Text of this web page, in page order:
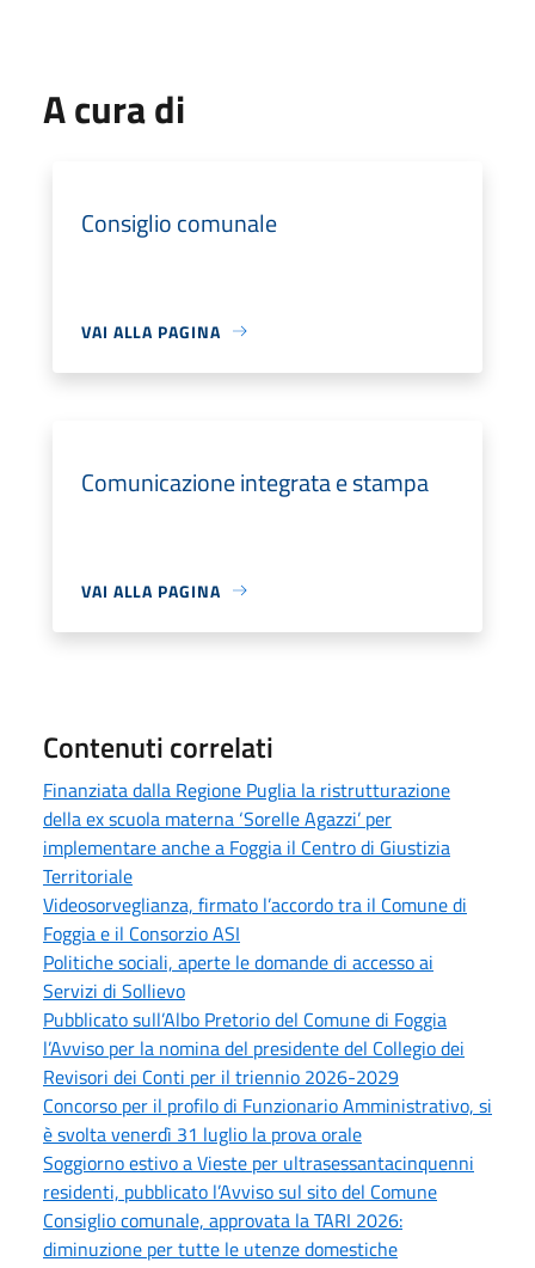
A cura di
Consiglio comunale
VAI ALLA PAGINA
Comunicazione integrata e stampa
VAI ALLA PAGINA
Contenuti correlati
Finanziata dalla Regione Puglia la ristrutturazione
della ex scuola materna ‘Sorelle Agazzi’ per
implementare anche a Foggia il Centro di Giustizia
Territoriale
Videosorveglianza, firmato l’accordo tra il Comune di
Foggia e il Consorzio ASI
Politiche sociali, aperte le domande di accesso ai
Servizi di Sollievo
Pubblicato sull’Albo Pretorio del Comune di Foggia
l’Avviso per la nomina del presidente del Collegio dei
Revisori dei Conti per il triennio 2026-2029
Concorso per il profilo di Funzionario Amministrativo, si
è svolta venerdì 31 luglio la prova orale
Soggiorno estivo a Vieste per ultrasessantacinquenni
residenti, pubblicato l’Avviso sul sito del Comune
Consiglio comunale, approvata la TARI 2026:
diminuzione per tutte le utenze domestiche